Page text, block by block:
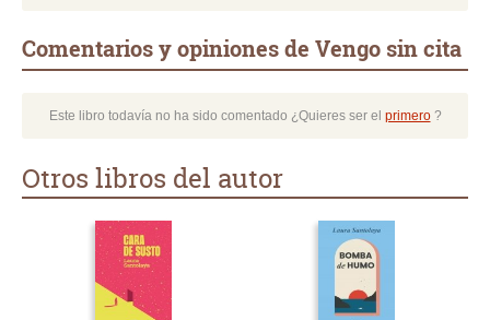
Comentarios y opiniones de Vengo sin cita
Este libro todavía no ha sido comentado ¿Quieres ser el primero?
Otros libros del autor